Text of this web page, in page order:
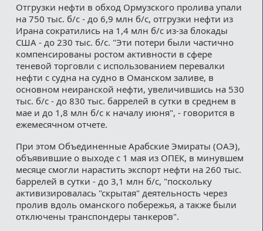
Отгрузки нефти в обход Ормузского пролива упали
на 750 тыс. б/с - до 6,9 млн б/с, отгрузки нефти из
Ирана сократились на 1,4 млн б/с из-за блокады
США - до 230 тыс. б/с. "Эти потери были частично
компенсированы ростом активности в сфере
теневой торговли с использованием перевалки
нефти с судна на судно в Оманском заливе, в
основном неиранской нефти, увеличившись на 530
тыс. б/с - до 830 тыс. баррелей в сутки в среднем в
мае и до 1,8 млн б/с к началу июня", - говорится в
ежемесячном отчете.
При этом Объединенные Арабские Эмираты (ОАЭ),
объявившие о выходе с 1 мая из ОПЕК, в минувшем
месяце смогли нарастить экспорт нефти на 260 тыс.
баррелей в сутки - до 3,1 млн б/с, "поскольку
активизировалась "скрытая" деятельность через
пролив вдоль оманского побережья, а также были
отключены транспондеры танкеров".